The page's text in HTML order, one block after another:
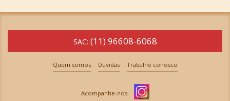
SAC: (11) 96608-6068
Quem somos Dúvidas Trabalhe conosco